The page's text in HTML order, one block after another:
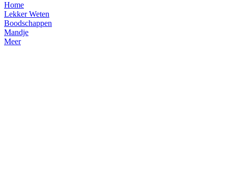
Home
Lekker Weten
Boodschappen
Mandje
Meer